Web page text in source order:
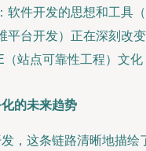
：软件开发的思想和工具
平台开发）正在深刻改
（站点可靠性工程）文
的未来趋势
，这条链路清晰地描绘